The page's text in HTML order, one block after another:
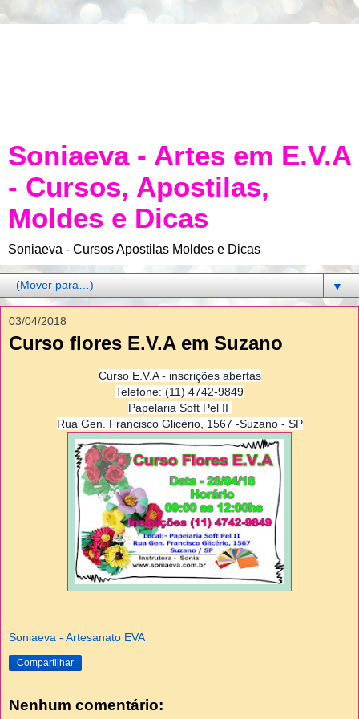
Soniaeva - Artes em E.V.A
- Cursos, Apostilas,
Moldes e Dicas
Soniaeva - Cursos Apostilas Moldes e Dicas
▼
03/04/2018
Curso flores E.V.A em Suzano
Curso E.V.A - inscrições abertas
Telefone: (11) 4742-9849
Papelaria Soft Pel II
Rua Gen. Francisco Glicério, 1567 -Suzano - SP
Soniaeva - Artesanato EVA
Compartilhar
Nenhum comentário: